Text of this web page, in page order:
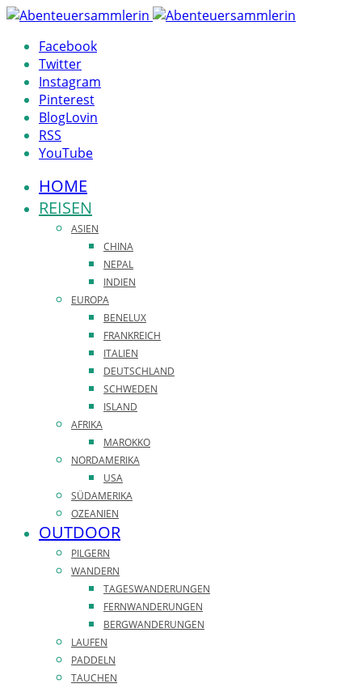
Facebook
Twitter
Instagram
Pinterest
BlogLovin
RSS
YouTube
HOME
REISEN
ASIEN
CHINA
NEPAL
INDIEN
EUROPA
BENELUX
FRANKREICH
ITALIEN
DEUTSCHLAND
SCHWEDEN
ISLAND
AFRIKA
MAROKKO
NORDAMERIKA
USA
SÜDAMERIKA
OZEANIEN
OUTDOOR
PILGERN
WANDERN
TAGESWANDERUNGEN
FERNWANDERUNGEN
BERGWANDERUNGEN
LAUFEN
PADDELN
TAUCHEN